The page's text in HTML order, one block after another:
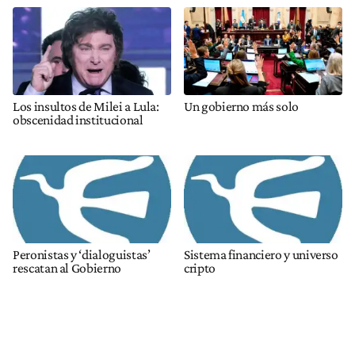
Los insultos de Milei a Lula:
obscenidad institucional
Un gobierno más solo
Peronistas y ‘dialoguistas’
rescatan al Gobierno
Sistema financiero y universo
cripto